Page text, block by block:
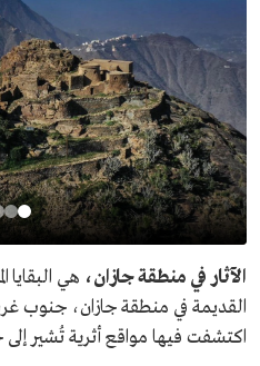
الآثار في منطقة جازان، هي البقايا
القديمة في منطقة جازان، جنوب
اكتشفت فيها مواقع أثرية تُشير